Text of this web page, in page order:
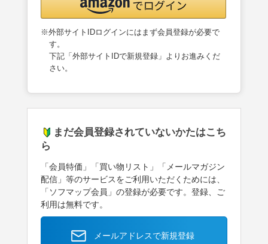
※外部サイトIDログインにはまず会員登録が必要で
す。
下記「外部サイトIDで新規登録」よりお進みくだ
さい。
まだ会員登録されていないかたはこち
ら
「会員特価」「買い物リスト」「メールマガジン
配信」等のサービスをご利用いただくためには、
「ソフマップ会員」の登録が必要です。登録、ご
利用は無料です。
メールアドレスで新規登録